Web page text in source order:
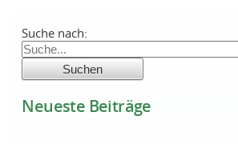
Suche nach:
Neueste Beiträge